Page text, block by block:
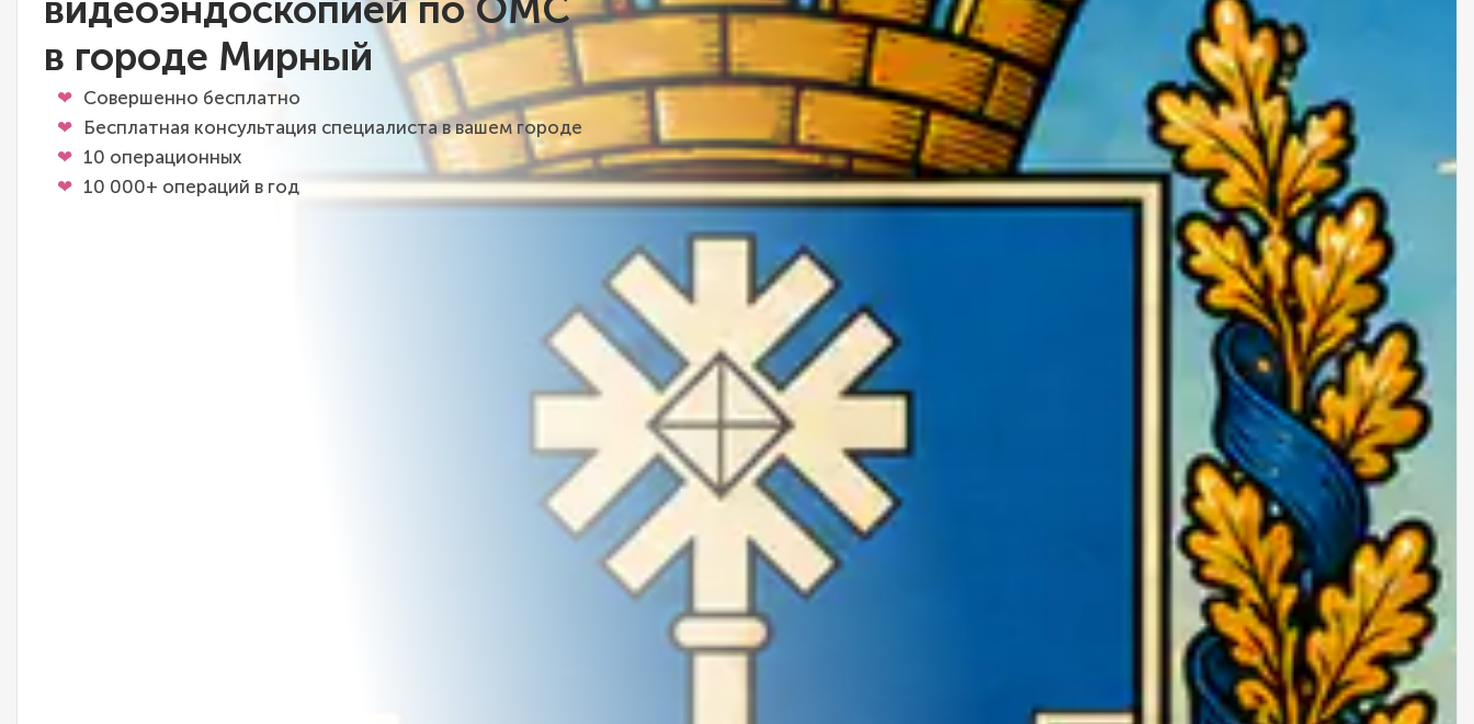
видеоэндоскопией по ОМС
в городе Мирный
Совершенно бесплатно
Бесплатная консультация специалиста в вашем городе
10 операционных
10 000+ операций в год